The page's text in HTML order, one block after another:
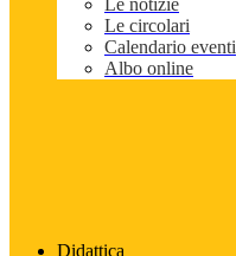
Le notizie
Le circolari
Calendario eventi
Albo online
Didattica